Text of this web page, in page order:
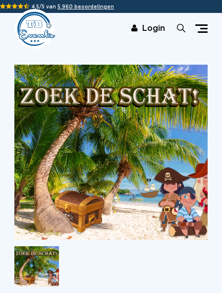
4,5/5 van 5.960 beoordelingen
Login